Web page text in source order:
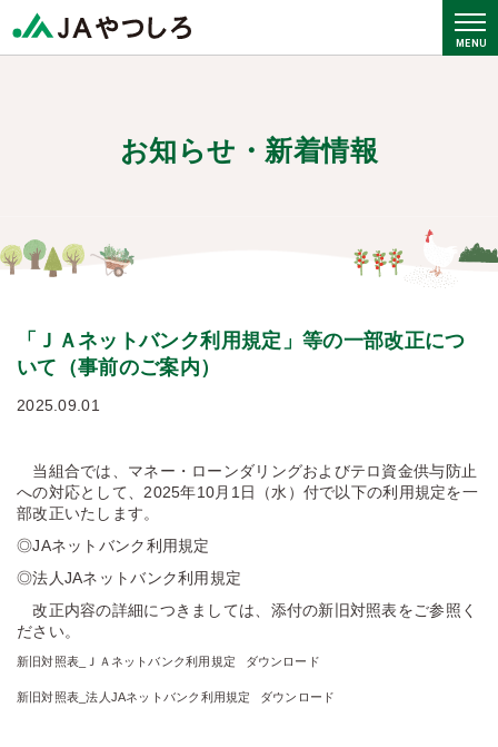
お知らせ・新着情報
「ＪＡネットバンク利用規定」等の一部改正につ
いて（事前のご案内）
2025.09.01
当組合では、マネー・ローンダリングおよびテロ資金供与防止
への対応として、2025年10月1日（水）付で以下の利用規定を一
部改正いたします。
◎JAネットバンク利用規定
◎法人JAネットバンク利用規定
改正内容の詳細につきましては、添付の新旧対照表をご参照く
ださい。
新旧対照表_ＪＡネットバンク利用規定 ダウンロード
新旧対照表_法人JAネットバンク利用規定 ダウンロード